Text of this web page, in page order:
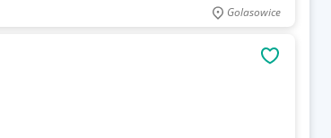
Golasowice